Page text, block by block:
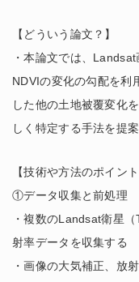
【どういう論文？】
・本論文では、
NDVIの変化の勾配を利
した他の土地被覆変化
しく特定する手法を提
【技術や方法のポイン
①データ収集と前処理
・複数のLandsat衛星
射率データを収集する
・画像の大気補正、放